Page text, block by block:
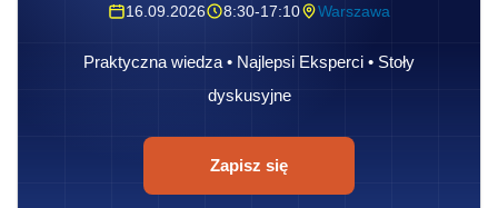
16.09.2026 8:30-17:10 Warszawa
Praktyczna wiedza • Najlepsi Eksperci • Stoły
dyskusyjne
Zapisz się